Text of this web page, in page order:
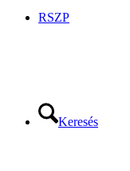
RSZP
Keresés